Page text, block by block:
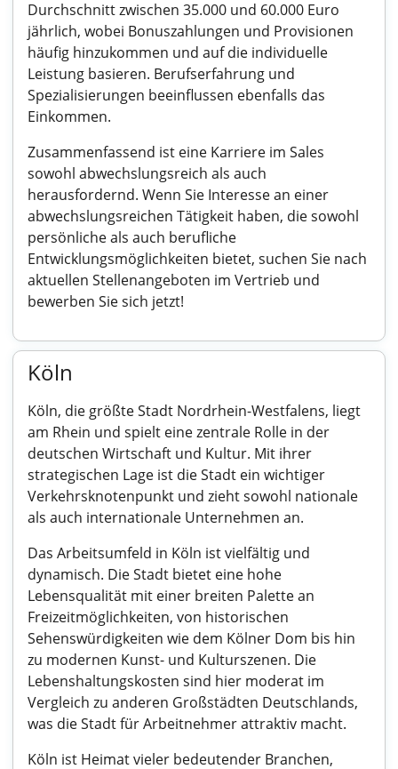
Durchschnitt zwischen 35.000 und 60.000 Euro
jährlich, wobei Bonuszahlungen und Provisionen
häufig hinzukommen und auf die individuelle
Leistung basieren. Berufserfahrung und
Spezialisierungen beeinflussen ebenfalls das
Einkommen.
Zusammenfassend ist eine Karriere im Sales
sowohl abwechslungsreich als auch
herausfordernd. Wenn Sie Interesse an einer
abwechslungsreichen Tätigkeit haben, die sowohl
persönliche als auch berufliche
Entwicklungsmöglichkeiten bietet, suchen Sie nach
aktuellen Stellenangeboten im Vertrieb und
bewerben Sie sich jetzt!
Köln
Köln, die größte Stadt Nordrhein-Westfalens, liegt
am Rhein und spielt eine zentrale Rolle in der
deutschen Wirtschaft und Kultur. Mit ihrer
strategischen Lage ist die Stadt ein wichtiger
Verkehrsknotenpunkt und zieht sowohl nationale
als auch internationale Unternehmen an.
Das Arbeitsumfeld in Köln ist vielfältig und
dynamisch. Die Stadt bietet eine hohe
Lebensqualität mit einer breiten Palette an
Freizeitmöglichkeiten, von historischen
Sehenswürdigkeiten wie dem Kölner Dom bis hin
zu modernen Kunst- und Kulturszenen. Die
Lebenshaltungskosten sind hier moderat im
Vergleich zu anderen Großstädten Deutschlands,
was die Stadt für Arbeitnehmer attraktiv macht.
Köln ist Heimat vieler bedeutender Branchen,